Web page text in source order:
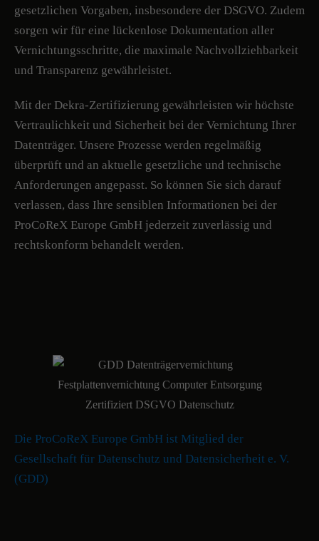
gesetzlichen Vorgaben, insbesondere der DSGVO. Zudem
sorgen wir für eine lückenlose Dokumentation aller
Vernichtungsschritte, die maximale Nachvollziehbarkeit
und Transparenz gewährleistet.
Mit der Dekra-Zertifizierung gewährleisten wir höchste
Vertraulichkeit und Sicherheit bei der Vernichtung Ihrer
Datenträger. Unsere Prozesse werden regelmäßig
überprüft und an aktuelle gesetzliche und technische
Anforderungen angepasst. So können Sie sich darauf
verlassen, dass Ihre sensiblen Informationen bei der
ProCoReX Europe GmbH jederzeit zuverlässig und
rechtskonform behandelt werden.
Die ProCoReX Europe GmbH ist Mitglied der
Gesellschaft für Datenschutz und Datensicherheit e. V.
(GDD)